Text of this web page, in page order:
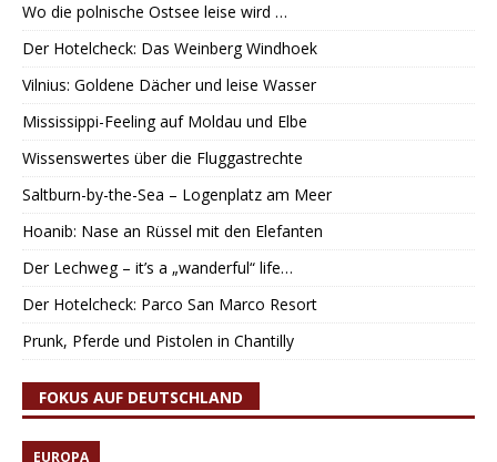
Wo die polnische Ostsee leise wird …
Der Hotelcheck: Das Weinberg Windhoek
Vilnius: Goldene Dächer und leise Wasser
Mississippi-Feeling auf Moldau und Elbe
Wissenswertes über die Fluggastrechte
Saltburn-by-the-Sea – Logenplatz am Meer
Hoanib: Nase an Rüssel mit den Elefanten
Der Lechweg – it’s a „wanderful“ life…
Der Hotelcheck: Parco San Marco Resort
Prunk, Pferde und Pistolen in Chantilly
FOKUS AUF DEUTSCHLAND
EUROPA